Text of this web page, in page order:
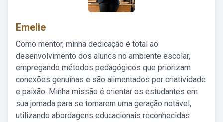
Emelie
Como mentor, minha dedicação é total ao
desenvolvimento dos alunos no ambiente escolar,
empregando métodos pedagógicos que priorizam
conexões genuínas e são alimentados por criatividade
e paixão. Minha missão é orientar os estudantes em
sua jornada para se tornarem uma geração notável,
utilizando abordagens educacionais reconhecidas